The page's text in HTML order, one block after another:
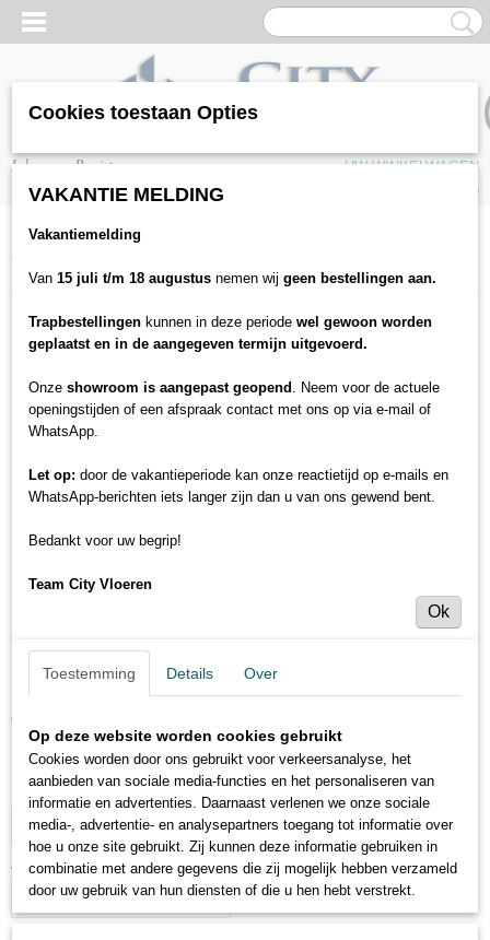
Inloggen Registreren
UW WINKELWAGEN
(0)
Home
1,8cm dik
Kwartrond - 1,8cm dik
€ 9,95
Levertijd 3 tot 5 dagen
Maat:
Aantal
Cookies toestaan Opties
VAKANTIE MELDING
Vakantiemelding
Van 15 juli t/m 18 augustus nemen wij geen bestellingen aan.
Trapbestellingen kunnen in deze periode wel gewoon worden
geplaatst en in de aangegeven termijn uitgevoerd.
Onze showroom is aangepast geopend . Neem voor de actuele
openingstijden of een afspraak contact met ons op via e-mail of
WhatsApp.
Let op: door de vakantieperiode kan onze reactietijd op e-mails en
WhatsApp-berichten iets langer zijn dan u van ons gewend bent.
Bedankt voor uw begrip!
Team City Vloeren
Ok
Toestemming Details Over
Op deze website worden cookies gebruikt
Cookies worden door ons gebruikt voor verkeersanalyse, het
aanbieden van sociale media-functies en het personaliseren van
informatie en advertenties. Daarnaast verlenen we onze sociale
media-, advertentie- en analysepartners toegang tot informatie over
hoe u onze site gebruikt. Zij kunnen deze informatie gebruiken in
combinatie met andere gegevens die zij mogelijk hebben verzameld
door uw gebruik van hun diensten of die u hen hebt verstrekt.